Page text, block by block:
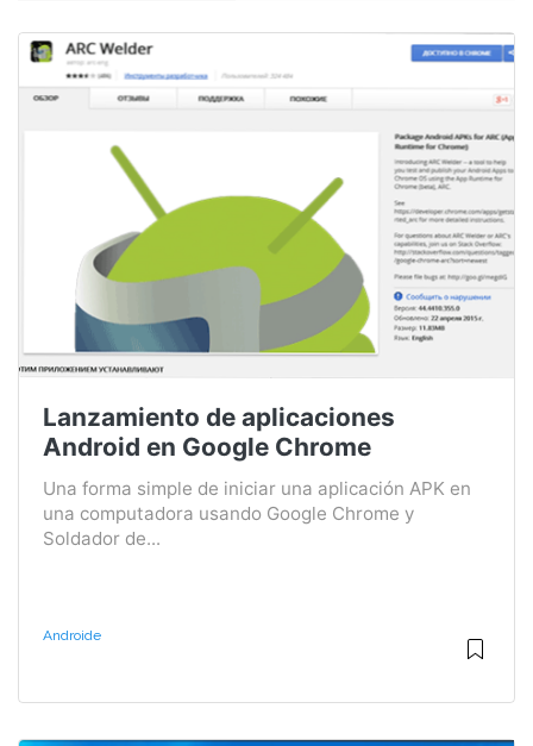
Lanzamiento de aplicaciones
Android en Google Chrome
Una forma simple de iniciar una aplicación APK en
una computadora usando Google Chrome y
Soldador de...
Androide